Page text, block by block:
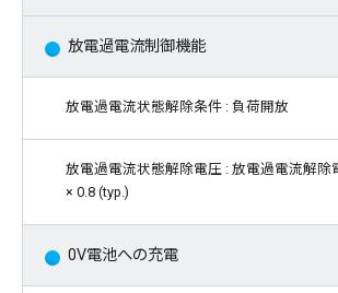
放電過電流制御機能
放電過電流状態解除条件 : 負荷開放
放電過電流状態解除電圧 : 放電過電流解除
× 0.8 (typ.)
0V電池への充電